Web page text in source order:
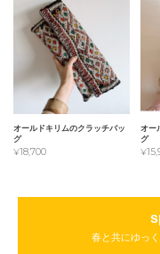
オールドキリムのクラッチバッ
グ
¥18,700
オー
グ
春と共にゆっ